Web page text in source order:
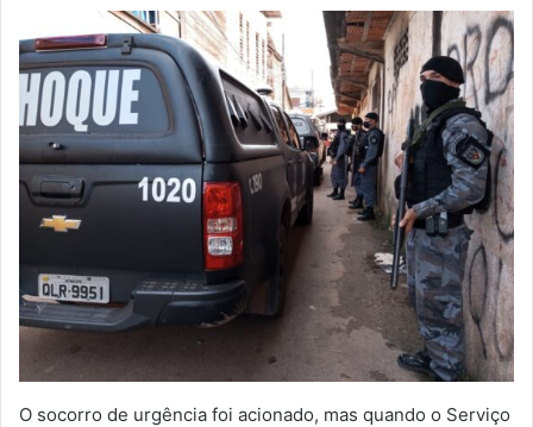
O socorro de urgência foi acionado, mas quando o Serviço